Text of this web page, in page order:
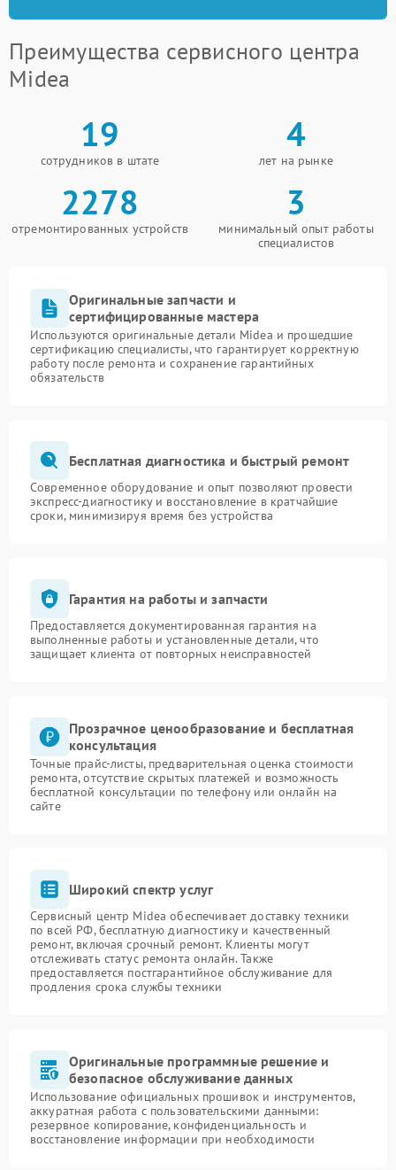
Преимущества сервисного центра
Midea
19
сотрудников в штате
4
лет на рынке
2278
отремонтированных устройств
3
минимальный опыт работы
специалистов
Оригинальные запчасти и
сертифицированные мастера
Используются оригинальные детали Midea и прошедшие
сертификацию специалисты, что гарантирует корректную
работу после ремонта и сохранение гарантийных
обязательств
Бесплатная диагностика и быстрый ремонт
Современное оборудование и опыт позволяют провести
экспресс-диагностику и восстановление в кратчайшие
сроки, минимизируя время без устройства
Гарантия на работы и запчасти
Предоставляется документированная гарантия на
выполненные работы и установленные детали, что
защищает клиента от повторных неисправностей
Прозрачное ценообразование и бесплатная
консультация
Точные прайс-листы, предварительная оценка стоимости
ремонта, отсутствие скрытых платежей и возможность
бесплатной консультации по телефону или онлайн на
сайте
Широкий спектр услуг
Сервисный центр Midea обеспечивает доставку техники
по всей РФ, бесплатную диагностику и качественный
ремонт, включая срочный ремонт. Клиенты могут
отслеживать статус ремонта онлайн. Также
предоставляется постгарантийное обслуживание для
продления срока службы техники
Оригинальные программные решение и
безопасное обслуживание данных
Использование официальных прошивок и инструментов,
аккуратная работа с пользовательскими данными:
резервное копирование, конфиденциальность и
восстановление информации при необходимости